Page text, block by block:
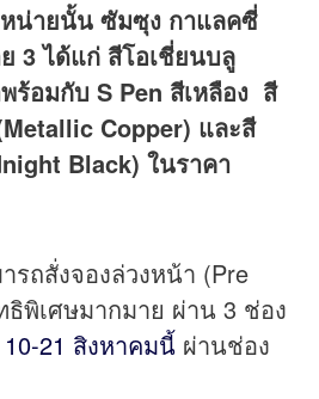
น่ายนั้น ซัมซุง กาแลคซี่
3 ได้แก่ สีโอเชี่ยนบลู
ร้อมกับ S Pen สีเหลือง สี
Copper) และสี
Black) ในราคา
รถสั่งจองล่วงหน้า (Pre
ธิพิเศษมากมาย ผ่าน 3 ช่อง
21 สิงหาคมนี้ ผ่านช่อง